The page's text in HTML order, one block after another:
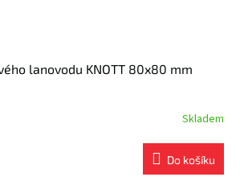
lanovodu KNOTT 80x80 mm
Skladem
Do košíku